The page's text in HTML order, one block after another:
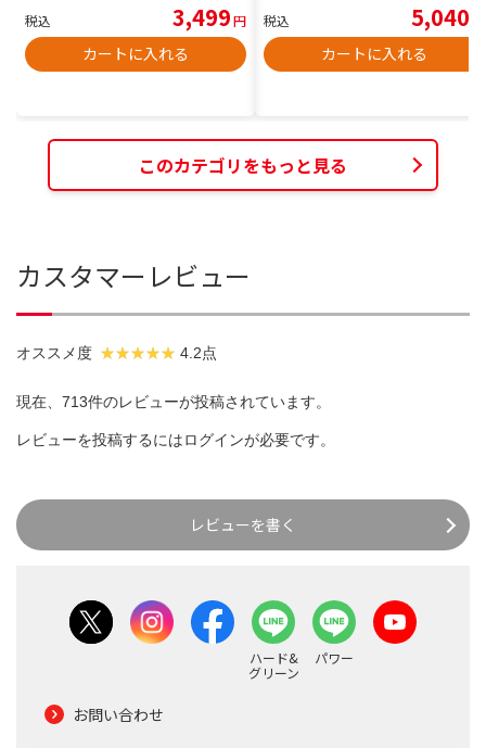
税込 3,499円
カートに入れる
税込 5,040
カートに入れる
このカテゴリをもっと見る
カスタマーレビュー
オススメ度 4.2点
現在、713件のレビューが投稿されています。
レビューを投稿するにはログインが必要です。
レビューを書く
ハード&
グリーン
パワー
お問い合わせ